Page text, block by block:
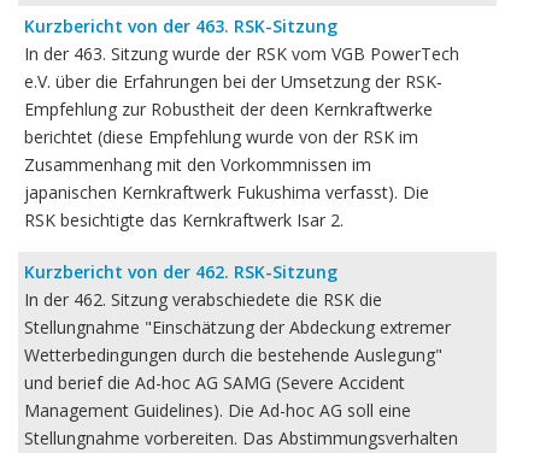
Kurzbericht von der 463. RSK-Sitzung
In der 463. Sitzung wurde der RSK vom VGB PowerTech
e.V. über die Erfahrungen bei der Umsetzung der RSK‐
Empfehlung zur Robustheit der deen Kernkraftwerke
berichtet (diese Empfehlung wurde von der RSK im
Zusammenhang mit den Vorkommnissen im
japanischen Kernkraftwerk Fukushima verfasst). Die
RSK besichtigte das Kernkraftwerk Isar 2.
Kurzbericht von der 462. RSK-Sitzung
In der 462. Sitzung verabschiedete die RSK die
Stellungnahme "Einschätzung der Abdeckung extremer
Wetterbedingungen durch die bestehende Auslegung"
und berief die Ad-hoc AG SAMG (Severe Accident
Management Guidelines). Die Ad-hoc AG soll eine
Stellungnahme vorbereiten. Das Abstimmungsverhalten